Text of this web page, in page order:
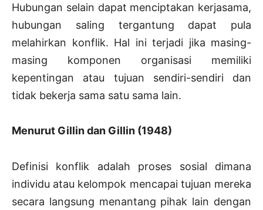
Hubungan selain dapat menciptakan kerjasama,
hubungan saling tergantung dapat pula
melahirkan konflik. Hal ini terjadi jika masing-
masing komponen organisasi memiliki
kepentingan atau tujuan sendiri-sendiri dan
tidak bekerja sama satu sama lain.
Menurut Gillin dan Gillin (1948)
Definisi konflik adalah proses sosial dimana
individu atau kelompok mencapai tujuan mereka
secara langsung menantang pihak lain dengan